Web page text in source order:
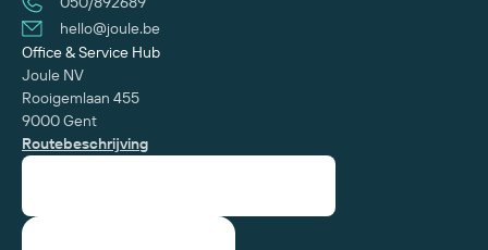
hello@joule.be
Office & Service Hub
Joule NV
Rooigemlaan 455
9000 Gent
Routebeschrijving